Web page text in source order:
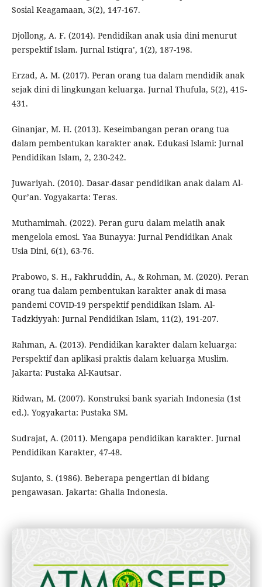
Sosial Keagamaan, 3(2), 147-167.
Djollong, A. F. (2014). Pendidikan anak usia dini menurut
perspektif Islam. Jurnal Istiqra’, 1(2), 187-198.
Erzad, A. M. (2017). Peran orang tua dalam mendidik anak
sejak dini di lingkungan keluarga. Jurnal Thufula, 5(2), 415-
431.
Ginanjar, M. H. (2013). Keseimbangan peran orang tua
dalam pembentukan karakter anak. Edukasi Islami: Jurnal
Pendidikan Islam, 2, 230-242.
Juwariyah. (2010). Dasar-dasar pendidikan anak dalam Al-
Qur’an. Yogyakarta: Teras.
Muthamimah. (2022). Peran guru dalam melatih anak
mengelola emosi. Yaa Bunayya: Jurnal Pendidikan Anak
Usia Dini, 6(1), 63-76.
Prabowo, S. H., Fakhruddin, A., & Rohman, M. (2020). Peran
orang tua dalam pembentukan karakter anak di masa
pandemi COVID-19 perspektif pendidikan Islam. Al-
Tadzkiyyah: Jurnal Pendidikan Islam, 11(2), 191-207.
Rahman, A. (2013). Pendidikan karakter dalam keluarga:
Perspektif dan aplikasi praktis dalam keluarga Muslim.
Jakarta: Pustaka Al-Kautsar.
Ridwan, M. (2007). Konstruksi bank syariah Indonesia (1st
ed.). Yogyakarta: Pustaka SM.
Sudrajat, A. (2011). Mengapa pendidikan karakter. Jurnal
Pendidikan Karakter, 47-48.
Sujanto, S. (1986). Beberapa pengertian di bidang
pengawasan. Jakarta: Ghalia Indonesia.